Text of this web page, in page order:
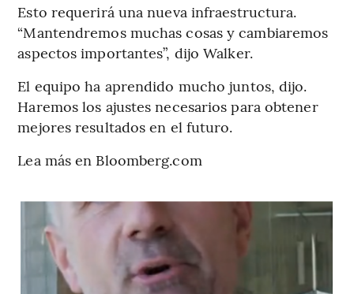
Esto requerirá una nueva infraestructura.
“Mantendremos muchas cosas y cambiaremos
aspectos importantes”, dijo Walker.
El equipo ha aprendido mucho juntos, dijo.
Haremos los ajustes necesarios para obtener
mejores resultados en el futuro.
Lea más en Bloomberg.com